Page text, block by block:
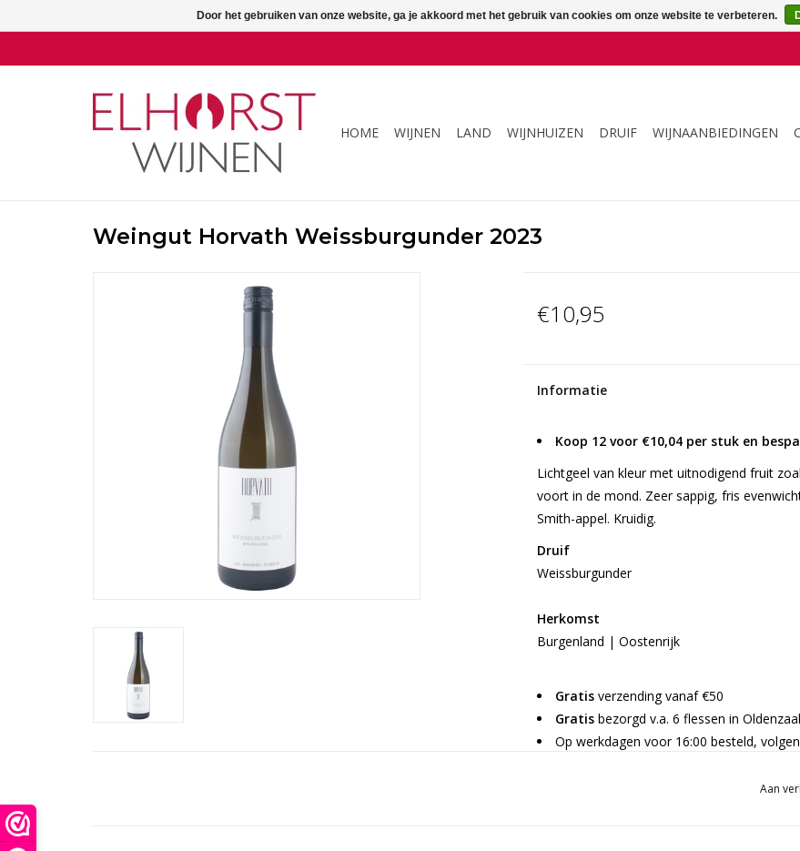
HOME WIJNEN LAND WIJNHUIZEN DRUIF WIJNAANBIEDINGEN
Weingut Horvath Weissburgunder 2023
€10,95
Informatie
Koop 12 voor €10,04 per stuk en
Lichtgeel van kleur met uitnodigend fruit
voort in de mond. Zeer sappig, fris
Smith-appel. Kruidig.
Druif
Weissburgunder
Herkomst
Burgenland | Oostenrijk
Gratisverzending vanaf €50
Gratisbezorgd v.a. 6 flessen in
Op werkdagen voor 16:00 besteld,
Aan
Door het gebruiken van onze website, ga je akkoord met het gebruik van cookies om onze website te verbeteren.